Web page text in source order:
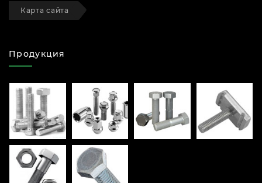
Карта сайта
Продукция